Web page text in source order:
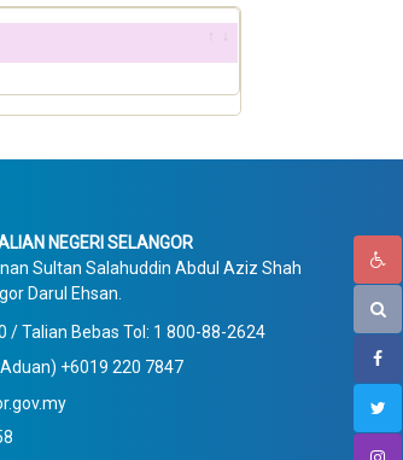
NEGERI SELANGOR
Sultan Salahuddin Abdul Aziz Shah
Darul Ehsan.
/ Talian Bebas Tol: 1 800-88-2624
+6019 220 7847